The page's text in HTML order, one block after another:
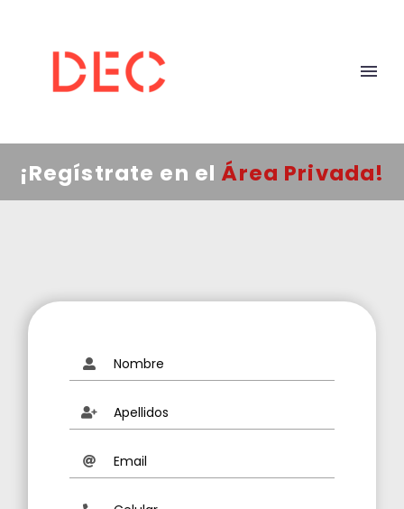
¡Regístrate en el Área Privada!